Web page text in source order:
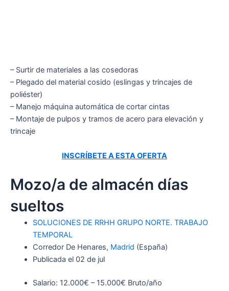
– Surtir de materiales a las cosedoras
– Plegado del material cosido (eslingas y trincajes de
poliéster)
– Manejo máquina automática de cortar cintas
– Montaje de pulpos y tramos de acero para elevación y
trincaje
INSCRÍBETE A ESTA OFERTA
Mozo/a de almacén días
sueltos
SOLUCIONES DE RRHH GRUPO NORTE. TRABAJO
TEMPORAL
Corredor De Henares, Madrid (España)
Publicada el 02 de jul
Salario: 12.000€ – 15.000€ Bruto/año